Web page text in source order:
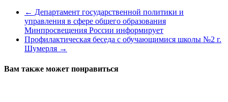
← Департамент государственной политики и
управления в сфере общего образования
Минпросвещения России информирует
Профилактическая беседа с обучающимися школы №2 г.
Шумерля →
Вам также может понравиться